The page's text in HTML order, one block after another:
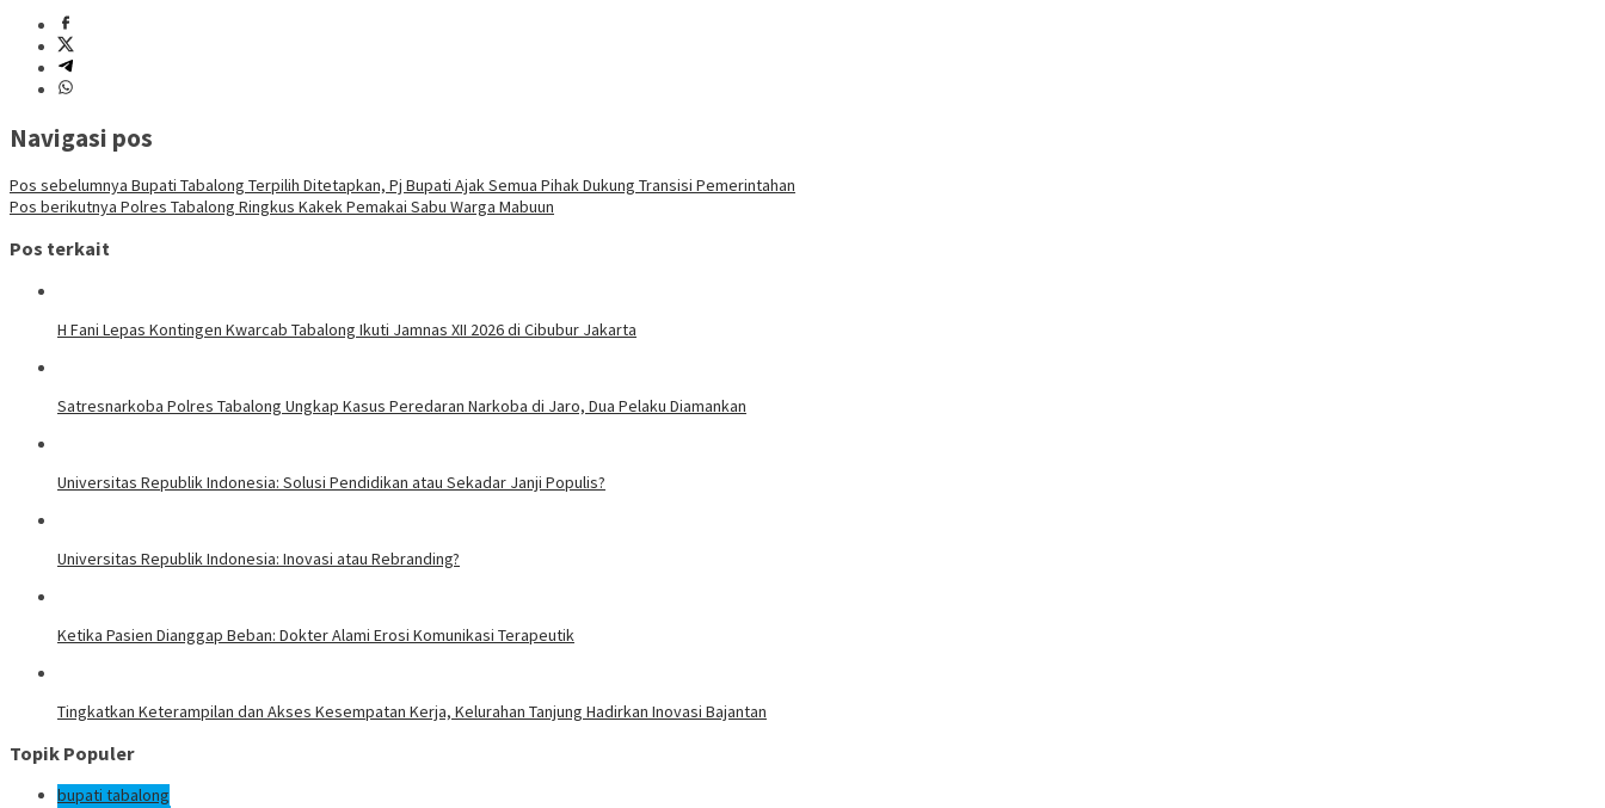
Navigasi pos
Pos sebelumnya Bupati Tabalong Terpilih Ditetapkan, Pj Bupati Ajak Semua Pihak Dukung Transisi Pemerintahan
Pos berikutnya Polres Tabalong Ringkus Kakek Pemakai Sabu Warga Mabuun
Pos terkait
H Fani Lepas Kontingen Kwarcab Tabalong Ikuti Jamnas XII 2026 di Cibubur Jakarta
Satresnarkoba Polres Tabalong Ungkap Kasus Peredaran Narkoba di Jaro, Dua Pelaku Diamankan
Universitas Republik Indonesia: Solusi Pendidikan atau Sekadar Janji Populis?
Universitas Republik Indonesia: Inovasi atau Rebranding?
Ketika Pasien Dianggap Beban: Dokter Alami Erosi Komunikasi Terapeutik
Tingkatkan Keterampilan dan Akses Kesempatan Kerja, Kelurahan Tanjung Hadirkan Inovasi Bajantan
Topik Populer
bupati tabalong